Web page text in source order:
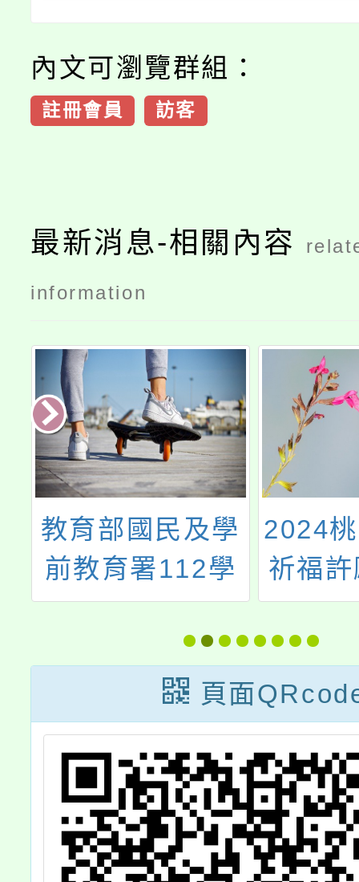
內文可瀏覽群組：
註冊會員 訪客
最新消息-相關內容
information
教育部國民及學
前教育署112學
年度臺灣手語教
師及教支人員回
訓研習實施計畫
2024
祈福
智慧
頁面